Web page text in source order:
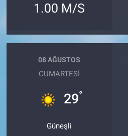
1.00 M/S
08 AĞUSTOS
CUMARTESI
29°
Güneşli